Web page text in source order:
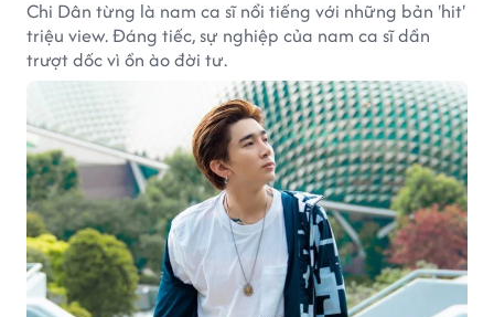
Chi Dân từng là nam ca sĩ nổi tiếng với những bản 'hit'
triệu view. Đáng tiếc, sự nghiệp của nam ca sĩ dần
trượt dốc vì ồn ào đời tư.